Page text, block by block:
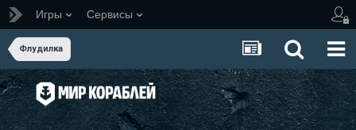
Игры Сервисы
Флудилка